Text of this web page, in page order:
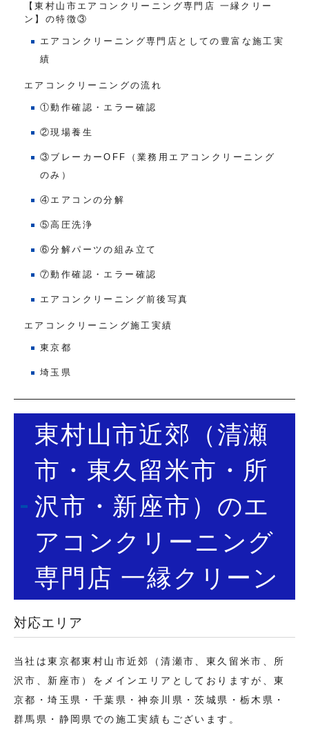
【東村山市エアコンクリーニング専門店 一縁クリー
ン】の特徴③
エアコンクリーニング専門店としての豊富な施工実
績
エアコンクリーニングの流れ
①動作確認・エラー確認
②現場養生
③ブレーカーOFF（業務用エアコンクリーニング
のみ）
④エアコンの分解
⑤高圧洗浄
⑥分解パーツの組み立て
⑦動作確認・エラー確認
エアコンクリーニング前後写真
エアコンクリーニング施工実績
東京都
埼玉県
東村山市近郊（清瀬
市・東久留米市・所
沢市・新座市）のエ
アコンクリーニング
専門店 一縁クリーン
対応エリア
当社は東京都東村山市近郊（清瀬市、東久留米市、所
沢市、新座市）をメインエリアとしておりますが、東
京都・埼玉県・千葉県・神奈川県・茨城県・栃木県・
群馬県・静岡県での施工実績もございます。